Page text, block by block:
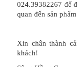
024.39382267 để
quan đến sản
Xin chân thành
khách!